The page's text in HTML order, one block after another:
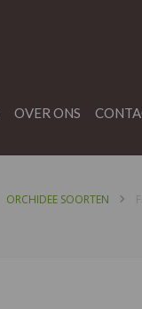
OVER ONS
ORCHIDEE SOORTEN